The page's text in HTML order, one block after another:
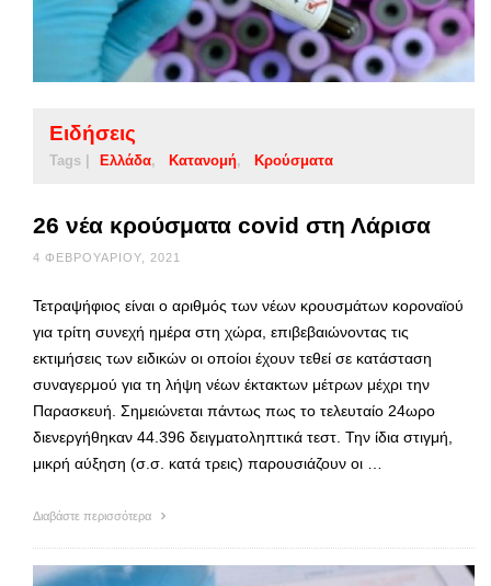
Ειδήσεις
Tags | Ελλάδα Κατανομή Κρούσματα
26 νέα κρούσματα covid στη Λάρισα
4 ΦΕΒΡΟΥΑΡΊΟΥ, 2021
Τετραψήφιος είναι ο αριθμός των νέων κρουσμάτων κοροναϊού
για τρίτη συνεχή ημέρα στη χώρα, επιβεβαιώνοντας τις
εκτιμήσεις των ειδικών οι οποίοι έχουν τεθεί σε κατάσταση
συναγερμού για τη λήψη νέων έκτακτων μέτρων μέχρι την
Παρασκευή. Σημειώνεται πάντως πως το τελευταίο 24ωρο
διενεργήθηκαν 44.396 δειγματοληπτικά τεστ. Την ίδια στιγμή,
μικρή αύξηση (σ.σ. κατά τρεις) παρουσιάζουν οι …
Διαβάστε περισσότερα